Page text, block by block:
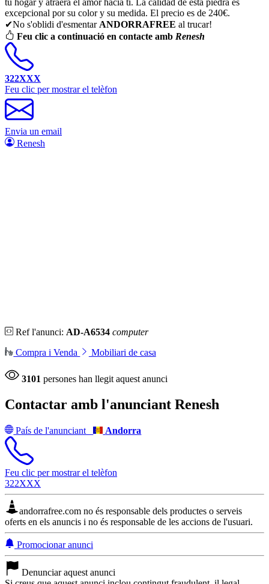
excepcional por su color y su medida. El precio es de 240€.
✔No s'oblidi d'esmentar ANDORRAFREE al trucar!
Feu clic a continuació en contacte amb Renesh
322XXX
Feu clic per mostrar el telèfon
Envia un email
Renesh
Ref l'anunci: AD-A6534 computer
Compra i Venda Mobiliari de casa
3101 persones han llegit aquest anunci
Contactar amb l'anunciant Renesh
País de l'anunciant Andorra
Feu clic per mostrar el telèfon
322XXX
andorrafree.com no és responsable dels productes o serveis
oferts en els anuncis i no és responsable de les accions de l'usuari.
Promocionar anunci
Denunciar aquest anunci